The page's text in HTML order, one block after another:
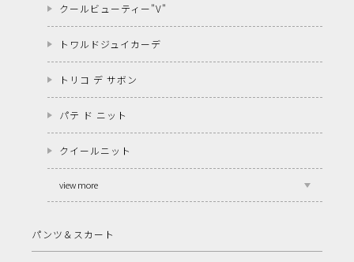
クールビューティー"V"
トワルドジュイカーデ
トリコ デ サボン
パテ ド ニット
クイールニット
view more
パンツ＆スカート